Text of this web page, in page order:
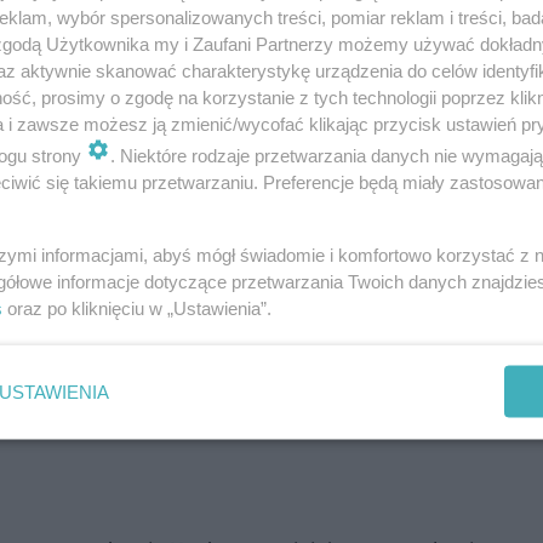
tekstu przesłanego do Konkursu.
komisja konkursowa wybierze zgłoszenie
o którym mowa w pkt. 3.3. Tak wybrana osoba
nie więcej niż jeden raz.
konkursowej. Zwycięzca zobowiązany jest do
dla celów przekazania nagrody.
na stronie internetowej Konkursu.
(w tym kompletne) zgłoszenia nadesłane do
komisja konkursowa w składzie:
wybór spersonalizowanych treści, pomiar reklam i treści,
Użytkownika my i Zaufani Partnerzy możemy używać
aktywnie skanować charakterystykę urządzenia do celów
prosimy o zgodę na korzystanie z tych technologii poprzez
i zawsze możesz ją zmienić/wycofać klikając przycisk ustawień
strony
. Niektóre rodzaje przetwarzania danych nie
się takiemu przetwarzaniu. Preferencje będą miały
informacjami, abyś mógł świadomie i komfortowo korzystać z
informacje dotyczące przetwarzania Twoich danych
oraz po kliknięciu w „Ustawienia”.
USTAWIENIA